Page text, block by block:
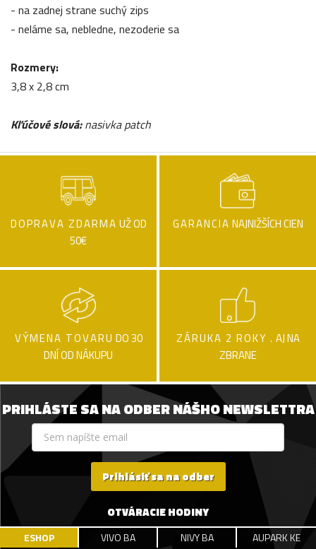
- na zadnej strane suchý zips
- neláme sa, nebledne, nezoderie sa
Rozmery:
3,8 x 2,8 cm
Kľúčové slová:nasivka patch
DOPRAVA ZDARMA UŽ OD
50€
GARANCIA NAJNIŽŠÍCH CIEN
VÝMENA TOVARU DO 30
DNÍ OD NÁKUPU
ZÁRUKA 2 ROKY . AJ NA
ZBRANE
PRIHLÁSTE SA NA ODBER NÁŠHO NEWSLETTRA
Prihlásiť sa na odber
OTVÁRACIE HODINY
ESHOP VIVO BA NIVY BA AUPARK KE